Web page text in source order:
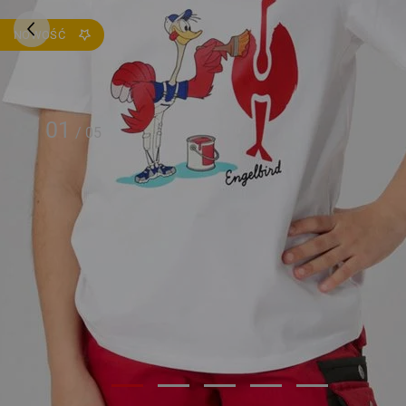
NOWOŚĆ
01 / 05